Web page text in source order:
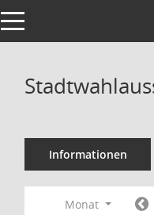
Toggle navigation
Informationen
Monat